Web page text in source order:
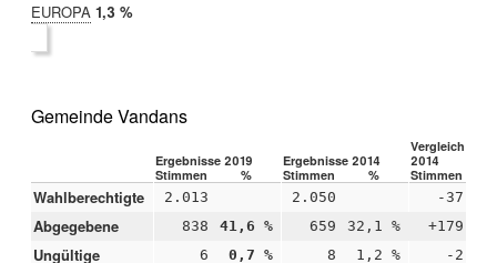
EUROPA 2019:
1,3 %
Gemeinde Vandans
Ergebnisse 2019 Ergebnisse 2014
Vergleich
2014
Stimmen
% Stimmen % Stimmen
Wahlberechtigte 2.013 2.050 -37
Abgegebene 838 41,6 % 659 32,1 % +179
Ungültige 6 0,7 % 8 1,2 % -2